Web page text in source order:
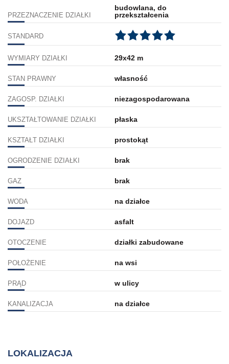
PRZEZNACZENIE DZIAŁKI
budowlana, do
przekształcenia
STANDARD
WYMIARY DZIAŁKI 29x42 m
STAN PRAWNY własność
ZAGOSP. DZIAŁKI niezagospodarowana
UKSZTAŁTOWANIE DZIAŁKI płaska
KSZTAŁT DZIAŁKI prostokąt
OGRODZENIE DZIAŁKI brak
GAZ brak
WODA na działce
DOJAZD asfalt
OTOCZENIE działki zabudowane
POŁOŻENIE na wsi
PRĄD w ulicy
KANALIZACJA na działce
LOKALIZACJA